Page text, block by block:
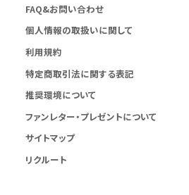
FAQ&お問い合わせ
個人情報の取扱いに関して
利用規約
特定商取引法に関する表記
推奨環境について
ファンレター・プレゼントについて
サイトマップ
リクルート